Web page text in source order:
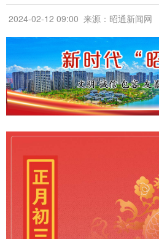
2024-02-12 09:00 来源：昭通新闻网